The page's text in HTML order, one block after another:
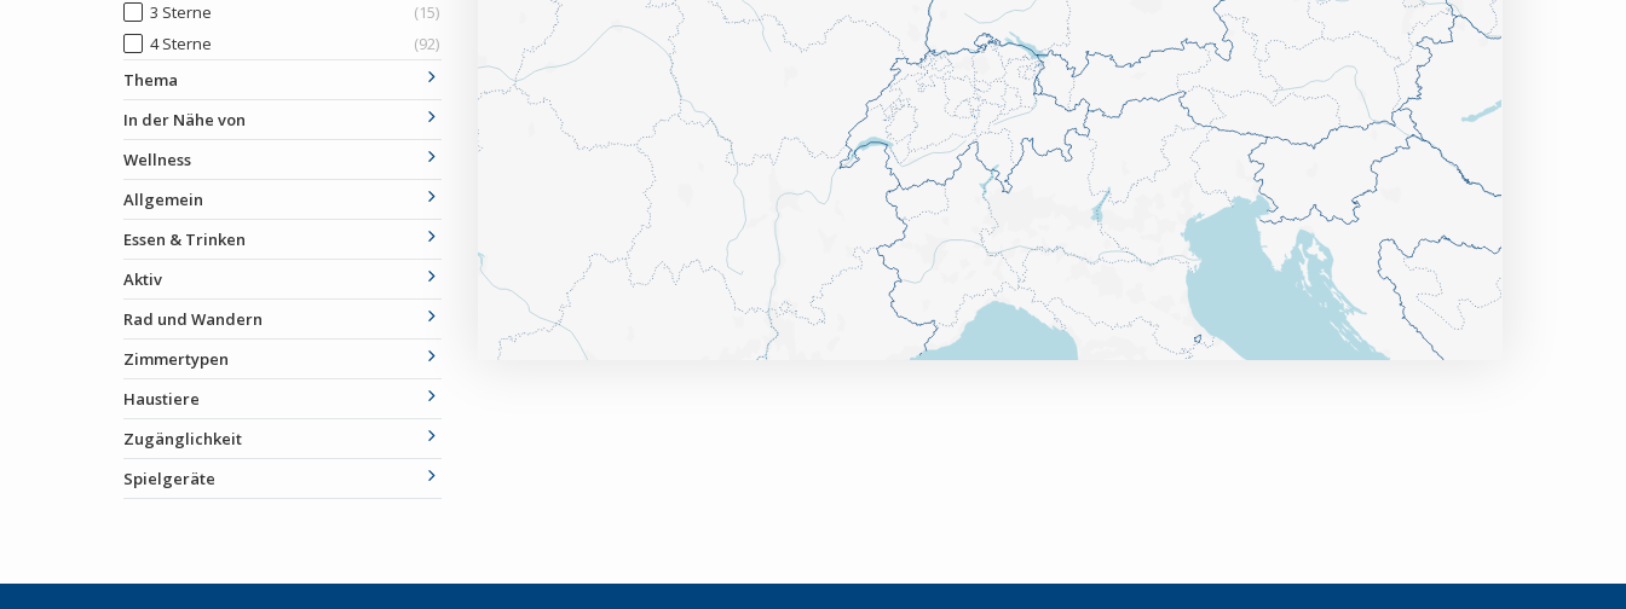
3 Sterne
(15)
4 Sterne
(92)
Thema
In der Nähe von
Wellness
Allgemein
Essen & Trinken
Aktiv
Rad und Wandern
Zimmertypen
Haustiere
Zugänglichkeit
Spielgeräte